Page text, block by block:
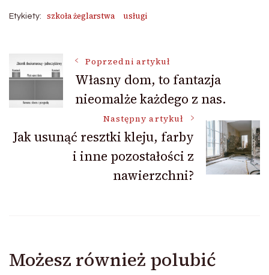
Etykiety: szkoła żeglarstwa usługi
Nawigacja
wpisu
Poprzedni artykuł
Własny dom, to fantazja
nieomalże każdego z nas.
Następny artykuł
Jak usunąć resztki kleju, farby
i inne pozostałości z
nawierzchni?
Możesz również polubić